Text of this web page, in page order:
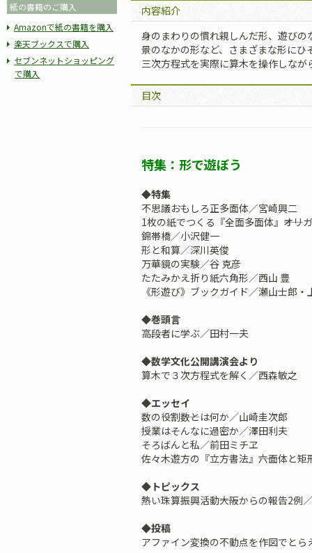
紙の書籍のご購入
Amazonで紙の書籍を購入
楽天ブックスで購入
セブンネットショッピング
で購入
内容紹介
身のまわりの慣れ親しんだ形、遊び
景のなかの形など、さまざまな形に
三次方程式を実際に算木を操作しな
目次
特集：形で遊ぼう
◆特集
不思議おもしろ正多面体／宮崎興二
1枚の紙でつくる『全面多面体』――オ
錦帯橋／小沢健一
形と和算／深川英俊
万華鏡の実験／谷 克彦
たたみかえ折り紙六角形／西山 豊
《形遊び》ブックガイド／瀬山士郎・
◆巻頭言
高段者に学ぶ／田村一夫
◆数学文化公開講演会より
算木で３次方程式を解く／西森敏之
◆エッセイ
数の役割――数とは何か／山崎圭次郎
授業はそんなに過密か／澤田利夫
そろばんと私／前田ミチヱ
佐々木遊方の『立方書法』――六面体と
◆トピックス
熱い珠算振興活動――大阪からの報告2例
◆投稿
アファイン変換の不動点を作図でとら